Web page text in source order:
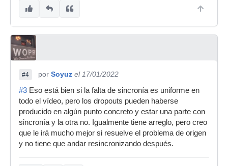
#4 por Soyuz el 17/01/2022
#3 Eso está bien si la falta de sincronía es uniforme en
todo el vídeo, pero los dropouts pueden haberse
producido en algún punto concreto y estar una parte con
sincronía y la otra no. Igualmente tiene arreglo, pero creo
que le irá mucho mejor si resuelve el problema de origen
y no tiene que andar resincronizando después.